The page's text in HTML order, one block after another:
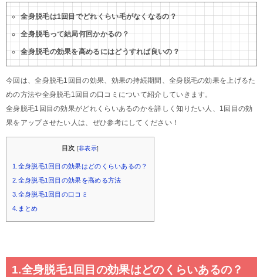
全身脱毛は1回目でどれくらい毛がなくなるの？
全身脱毛って結局何回かかるの？
全身脱毛の効果を高めるにはどうすれば良いの？
今回は、全身脱毛1回目の効果、効果の持続期間、全身脱毛の効果を上げるた
めの方法や全身脱毛1回目の口コミについて紹介していきます。
全身脱毛1回目の効果がどれくらいあるのかを詳しく知りたい人、1回目の効
果をアップさせたい人は、ぜひ参考にしてください！
目次 [非表示]
1.全身脱毛1回目の効果はどのくらいあるの？
2.全身脱毛1回目の効果を高める方法
3.全身脱毛1回目の口コミ
4.まとめ
1.全身脱毛1回目の効果はどのくらいあるの？